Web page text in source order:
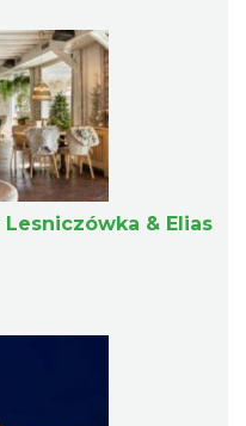
& Elias